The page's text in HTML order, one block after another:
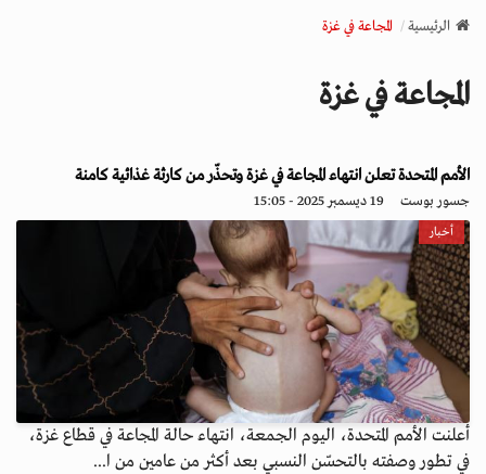
v
a
o
n
الرئيسية المجاعة في غزة
المجاعة في غزة
الأمم المتحدة تعلن انتهاء المجاعة في غزة وتحذّر من كارثة غذائية كامنة
جسور بوست 19 ديسمبر 2025 - 15:05
أخبار
أعلنت الأمم المتحدة، اليوم الجمعة، انتهاء حالة المجاعة في قطاع غزة،
في تطور وصفته بالتحسّن النسبي بعد أكثر من عامين من ا...